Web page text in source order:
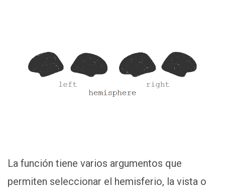
La función tiene varios argumentos que
permiten seleccionar el hemisferio, la vista o